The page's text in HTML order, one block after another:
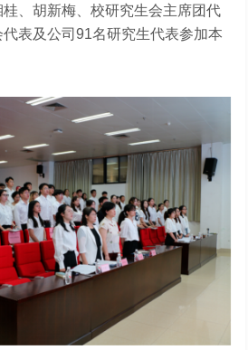
、胡新梅、校研究生会主席团代
表及公司91名研究生代表参加本